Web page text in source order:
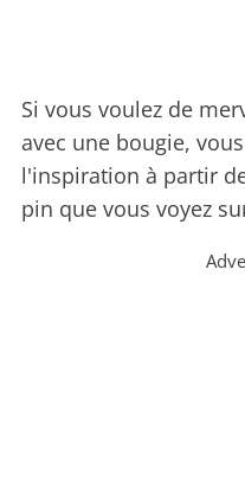
Si vous voulez de
avec une bougie,
l'inspiration à partir
pin que vous voyez